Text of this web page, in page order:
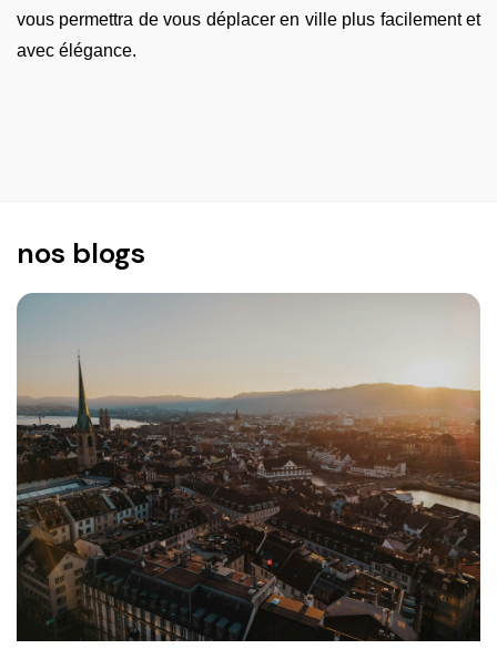
vous permettra de vous déplacer en ville plus facilement et
avec élégance.
nos blogs